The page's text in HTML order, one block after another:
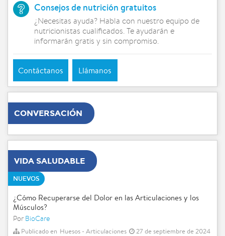
Consejos de nutrición gratuitos
¿Necesitas ayuda? Habla con nuestro equipo de
nutricionistas cualificados. Te ayudarán e
informarán gratis y sin compromiso.
Contáctanos Llámanos
CONVERSACIÓN
VIDA SALUDABLE
NUEVOS
¿Cómo Recuperarse del Dolor en las Articulaciones y los
Músculos?
Por BioCare
Publicado en Huesos - Articulaciones 27 de septiembre de 2024